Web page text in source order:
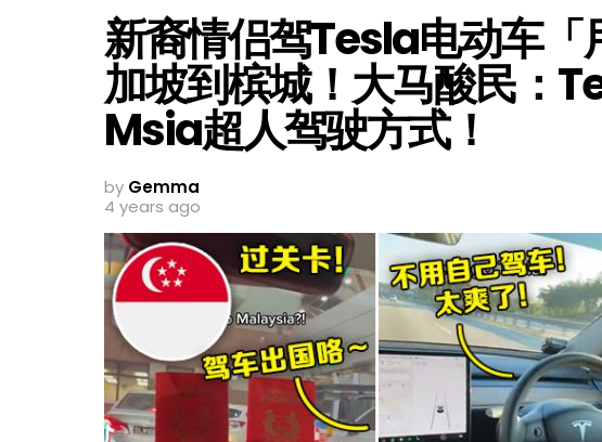
新裔情侣驾Tesla电动车「
加坡到槟城！大马酸民：
Msia超人驾驶方式！
by Gemma
4 years ago